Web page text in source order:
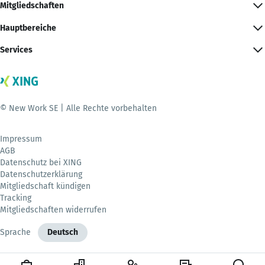
Mitgliedschaften
Hauptbereiche
Services
© New Work SE | Alle Rechte vorbehalten
Impressum
AGB
Datenschutz bei XING
Datenschutzerklärung
Mitgliedschaft kündigen
Tracking
Mitgliedschaften widerrufen
Sprache Deutsch